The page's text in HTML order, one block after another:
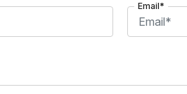
Email*